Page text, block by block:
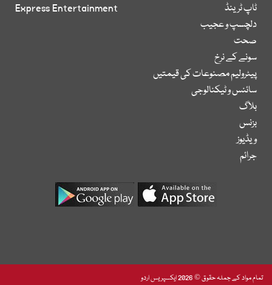
ٹاپ ٹرینڈ
دلچسپ و عجیب
صحت
سونے کے نرخ
پیٹرولیم مصنوعات کی قیمتیں
سائنس و ٹیکنالوجی
بلاگ
بزنس
ویڈیوز
جرائم
Express Entertainment
تمام مواد کے جملہ حقوق © 2026 ایکسپریس اردو